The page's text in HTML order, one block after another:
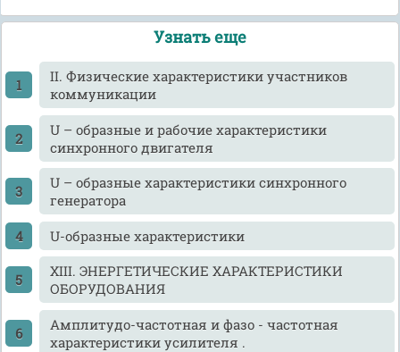
Узнать еще
II. Физические характеристики участников
коммуникации
U – образные и рабочие характеристики
синхронного двигателя
U – образные характеристики синхронного
генератора
U-образные характеристики
XIII. ЭНЕРГЕТИЧЕСКИЕ ХАРАКТЕРИСТИКИ
ОБОРУДОВАНИЯ
Амплитудо-частотная и фазо - частотная
характеристики усилителя .